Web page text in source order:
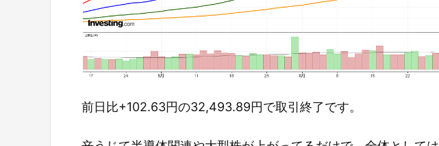
前日比+102.63円の32,493.89円で取引終了です。